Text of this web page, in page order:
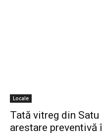
Locale
Tată vitreg din Satu
arestare preventivă